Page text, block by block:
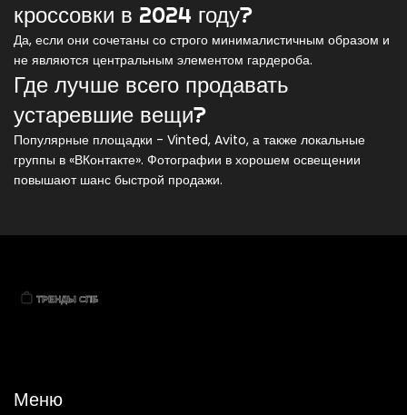
кроссовки в 2024 году?
Да, если они сочетаны со строго минималистичным образом и
не являются центральным элементом гардероба.
Где лучше всего продавать
устаревшие вещи?
Популярные площадки - Vinted, Avito, а также локальные
группы в «ВКонтакте». Фотографии в хорошем освещении
повышают шанс быстрой продажи.
Меню